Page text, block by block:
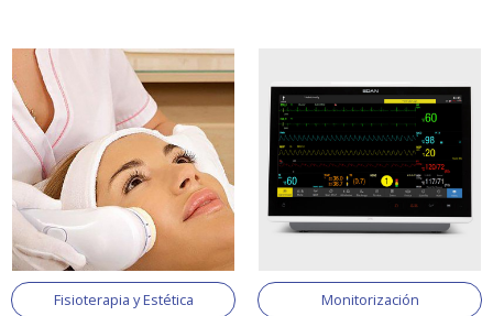
Fisioterapia y Estética Monitorización